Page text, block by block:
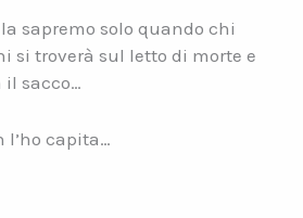
sapremo solo quando chi
si troverà sul letto di morte e
sacco…
l’ho capita…